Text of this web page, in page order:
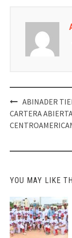
Post
navigation
ABINADER
CARTERA
YOU MAY LIKE